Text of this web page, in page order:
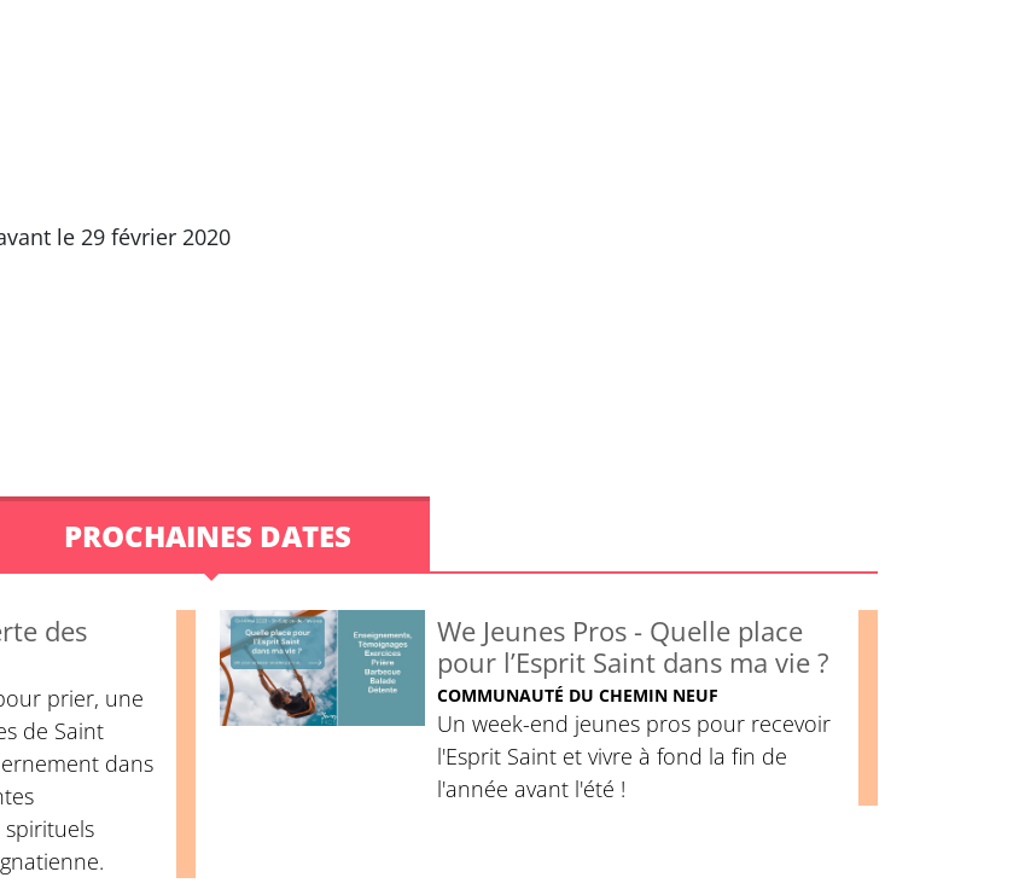
le 29 février 2020
PROCHAINES DATES
des
prier, une
de Saint
dans
We Jeunes Pros - Quelle place
pour l’Esprit Saint dans ma vie ?
COMMUNAUTÉ DU CHEMIN NEUF
Un week-end jeunes pros pour recevoir
l'Esprit Saint et vivre à fond la fin de
l'année avant l'été !